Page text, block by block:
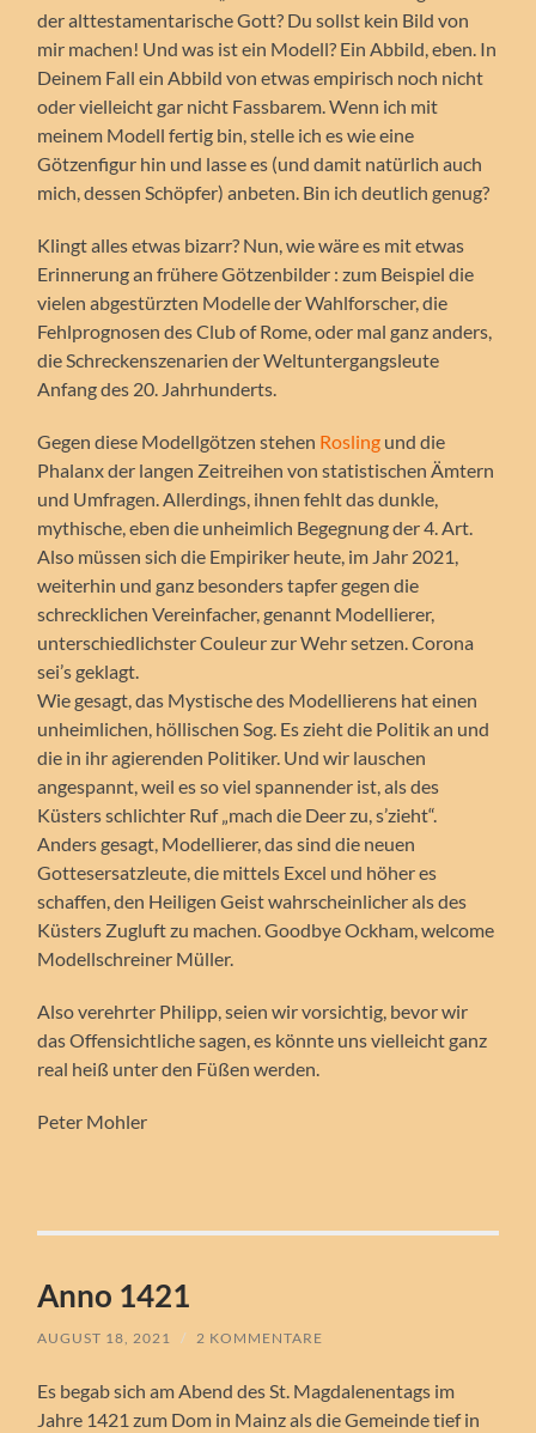
der alttestamentarische Gott? Du sollst kein Bild von
mir machen! Und was ist ein Modell? Ein Abbild, eben. In
Deinem Fall ein Abbild von etwas empirisch noch nicht
oder vielleicht gar nicht Fassbarem. Wenn ich mit
meinem Modell fertig bin, stelle ich es wie eine
Götzenfigur hin und lasse es (und damit natürlich auch
mich, dessen Schöpfer) anbeten. Bin ich deutlich genug?
Klingt alles etwas bizarr? Nun, wie wäre es mit etwas
Erinnerung an frühere Götzenbilder : zum Beispiel die
vielen abgestürzten Modelle der Wahlforscher, die
Fehlprognosen des Club of Rome, oder mal ganz anders,
die Schreckenszenarien der Weltuntergangsleute
Anfang des 20. Jahrhunderts.
Gegen diese Modellgötzen stehen Rosling und die
Phalanx der langen Zeitreihen von statistischen Ämtern
und Umfragen. Allerdings, ihnen fehlt das dunkle,
mythische, eben die unheimlich Begegnung der 4. Art.
Also müssen sich die Empiriker heute, im Jahr 2021,
weiterhin und ganz besonders tapfer gegen die
schrecklichen Vereinfacher, genannt Modellierer,
unterschiedlichster Couleur zur Wehr setzen. Corona
sei’s geklagt.
Wie gesagt, das Mystische des Modellierens hat einen
unheimlichen, höllischen Sog. Es zieht die Politik an und
die in ihr agierenden Politiker. Und wir lauschen
angespannt, weil es so viel spannender ist, als des
Küsters schlichter Ruf „mach die Deer zu, s’zieht“.
Anders gesagt, Modellierer, das sind die neuen
Gottesersatzleute, die mittels Excel und höher es
schaffen, den Heiligen Geist wahrscheinlicher als des
Küsters Zugluft zu machen. Goodbye Ockham, welcome
Modellschreiner Müller.
Also verehrter Philipp, seien wir vorsichtig, bevor wir
das Offensichtliche sagen, es könnte uns vielleicht ganz
real heiß unter den Füßen werden.
Peter Mohler
Anno 1421
AUGUST 18, 2021 / 2 KOMMENTARE
Es begab sich am Abend des St. Magdalenentags im
Jahre 1421 zum Dom in Mainz als die Gemeinde tief in